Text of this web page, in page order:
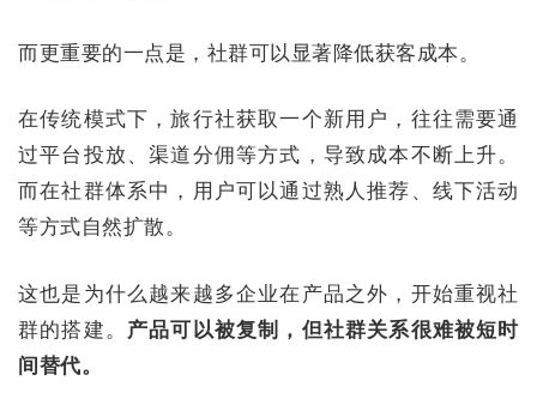
而更重要的一点是，社群可以显著降低获客成本。
在传统模式下，旅行社获取一个新用户，往往需要通
过平台投放、渠道分佣等方式，导致成本不断上升。
而在社群体系中，用户可以通过熟人推荐、线下活动
等方式自然扩散。
这也是为什么越来越多企业在产品之外，开始重视社
群的搭建。 产品可以被复制，但社群关系很难被短时
间替代。